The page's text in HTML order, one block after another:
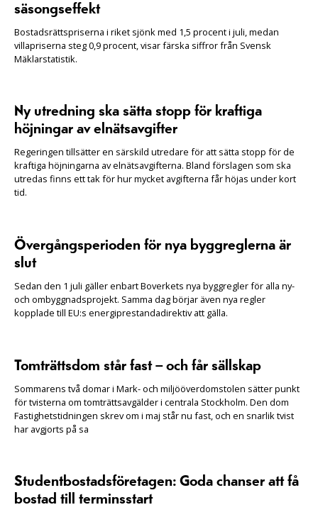
säsongseffekt
Bostadsrättspriserna i riket sjönk med 1,5 procent i juli, medan
villapriserna steg 0,9 procent, visar färska siffror från Svensk
Mäklarstatistik.
Ny utredning ska sätta stopp för kraftiga
höjningar av elnätsavgifter
Regeringen tillsätter en särskild utredare för att sätta stopp för de
kraftiga höjningarna av elnätsavgifterna. Bland förslagen som ska
utredas finns ett tak för hur mycket avgifterna får höjas under kort
tid.
Övergångsperioden för nya byggreglerna är
slut
Sedan den 1 juli gäller enbart Boverkets nya byggregler för alla ny-
och ombyggnadsprojekt. Samma dag börjar även nya regler
kopplade till EU:s energiprestandadirektiv att gälla.
Tomträttsdom står fast – och får sällskap
Sommarens två domar i Mark- och miljööverdomstolen sätter punkt
för tvisterna om tomträttsavgälder i centrala Stockholm. Den dom
Fastighetstidningen skrev om i maj står nu fast, och en snarlik tvist
har avgjorts på sa
Studentbostadsföretagen: Goda chanser att få
bostad till terminsstart